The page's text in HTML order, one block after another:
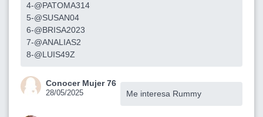
4-@PATOMA314
5-@SUSAN04
6-@BRISA2023
7-@ANALIAS2
8-@LUIS49Z
Conocer Mujer 76
28/05/2025 Me interesa Rummy